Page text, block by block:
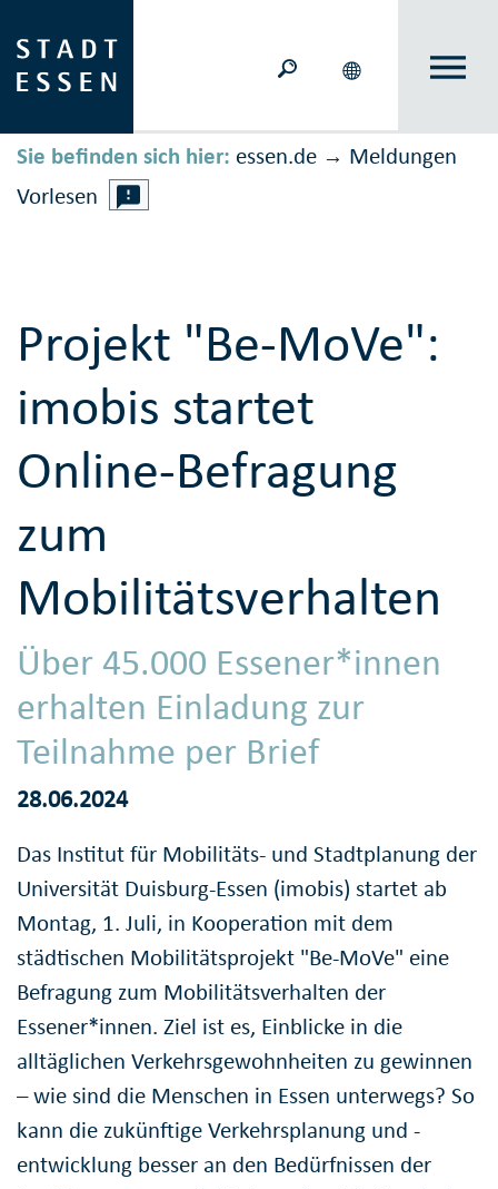
Sie befinden sich hier: essen.de → Meldungen
Vorlesen
Projekt "Be-MoVe":
imobis startet
Online-Befragung
zum
Mobilitätsverhalten
Über 45.000 Essener*innen
erhalten Einladung zur
Teilnahme per Brief
28.06.2024
Das Institut für Mobilitäts- und Stadtplanung der
Universität Duisburg-Essen (imobis) startet ab
Montag, 1. Juli, in Kooperation mit dem
städtischen Mobilitätsprojekt "Be-MoVe" eine
Befragung zum Mobilitätsverhalten der
Essener*innen. Ziel ist es, Einblicke in die
alltäglichen Verkehrsgewohnheiten zu gewinnen
– wie sind die Menschen in Essen unterwegs? So
kann die zukünftige Verkehrsplanung und -
entwicklung besser an den Bedürfnissen der